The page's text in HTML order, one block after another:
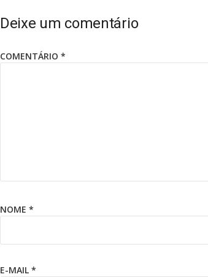
Deixe um comentário
COMENTÁRIO *
NOME *
E-MAIL *